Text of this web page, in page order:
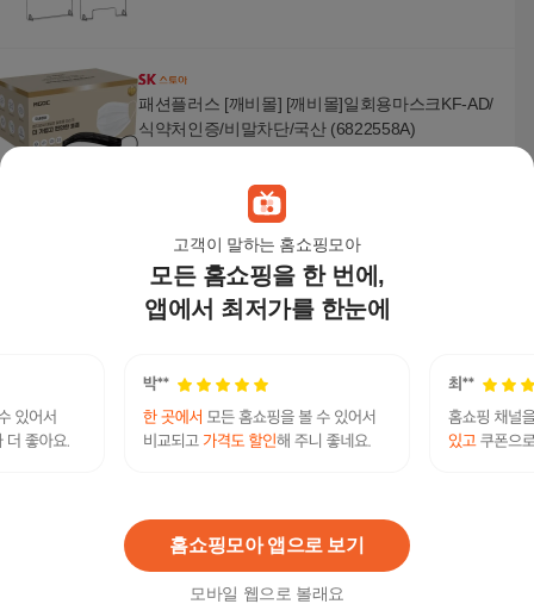
고객이 말하는 홈쇼핑모아
모든 홈쇼핑을 한 번에,
앱에서 최저가를 한눈에
홈쇼핑모아 앱으로 보기
모바일 웹으로 볼래요
패션플러스 [깨비몰] [깨비몰]일회용마스크KF-AD/
식약처인증/비말차단/국산 (6822558A)
비말차단 아크릴 가림막 투명칸막이 3번세트
99,610원
5% 94,630원
얼굴 안면 보호 비말차단 보안경 작업용 워터밤 보